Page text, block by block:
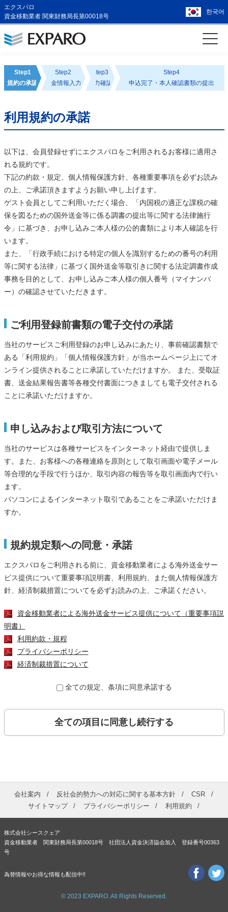
エクスパロ
資金移動業者 関東財務局長第00018号
한국어
Step1
規約の承認
Step2
送金情報入力
Step3
入力確認
Step4
申込完了・本人確認書類の提出
利用規約の承諾
以下は、会員登録せずにエクスパロをご利用されるお客様に適用さ
れる規約です。
下記の約款・規定、個人情報保護方針、各種重要事項を必ずお読み
の上、ご承諾頂きますようお願い申し上げます。
ゲスト会員としてご利用いただく場合、「内国税の適正な課税の確
保を図るための国外送金等に係る調書の提出等に関する法律施行
令」に基づき、お申し込みご本人様の公的書類により本人確認を行
います。
また、「行政手続における特定の個人を識別するための番号の利用
等に関する法律」に基づく国外送金等取引きに関する法定調書作成
事務を目的として、お申し込みご本人様の個人番号（マイナンバ
ー）の確認させていただきます。
ご利用登録前書類の電子交付の承諾
当社のサービスご利用登録のお申し込みにあたり、事前確認書類で
ある「利用規約」「個人情報保護方針」が当ホームページ上にてオ
ンライン提供されることに承諾していただけますか。 また、受取証
書、送金結果報告書等各種交付書面につきましても電子交付される
ことに承諾いただけますか。
申し込みおよび取引方法について
当社のサービスは各種サービスをインターネット経由で提供しま
す。また、お客様への各種連絡を原則として取引画面や電子メール
等合理的な手段で行うほか、取引内容の報告等を取引画面内で行い
ます。
パソコンによるインターネット取引であることをご承諾いただけま
すか。
規約規定類への同意・承諾
エクスパロをご利用される前に、資金移動業者による海外送金サー
ビス提供について重要事項説明書、利用規約、また個人情報保護方
針、経済制裁措置についてを必ずお読みの上、ご承諾ください。
資金移動業者による海外送金サービス提供について（重要事項説
明書）
利用約款・規程
プライバシーポリシー
経済制裁措置について
全ての規定、条項に同意承諾する
全ての項目に同意し続行する
会社案内 反社会的勢力への対応に関する基本方針
CSR
サイトマップ
プライバシーポリシー 利用規約
株式会社シースクェア
資金移動業者 関東財務局長第00018号 社団法人資金決済協会加入 登録番号00363
号
為替情報やお得な情報も配信中!!
© 2023 EXPARO. All Rights Reserved.